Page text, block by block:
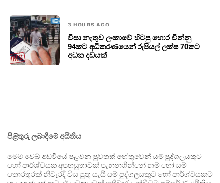
3 HOURS AGO
වීසා නැතුව ලංකාවේ හිටපු හොර චීන්නු
94කට අධිකරණයෙන් රුපියල් ලක්ෂ 70කට
අධික දඩයක්
පිළිතුරු ලබාදීමේ අයිතිය
මෙම වෙබ් අඩවියේ පළවන පුවතක් හේතුවෙන් යම් පුද්ගලයකුට
හෝ පාර්ශ්වයක අපහසුතාවක් පැනනගින්නේ නම් හෝ යම්
තොරතුරක් නිවැරදි විය යුතු යැයි යම් පුද්ගලයකුට හෝ පාර්ශ්වයකට